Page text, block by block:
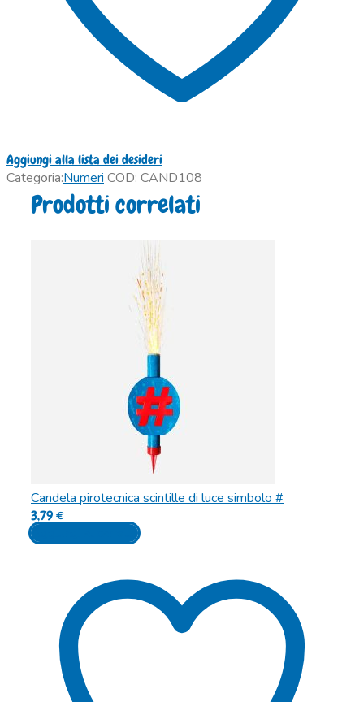
Aggiungi alla lista dei desideri
Categoria:Numeri COD: CAND108
Prodotti correlati
Candela pirotecnica scintille di luce simbolo #
3,79€
Aggiungi al carrello